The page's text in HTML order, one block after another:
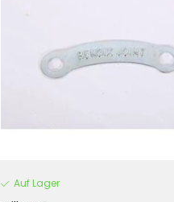
Auf Lager